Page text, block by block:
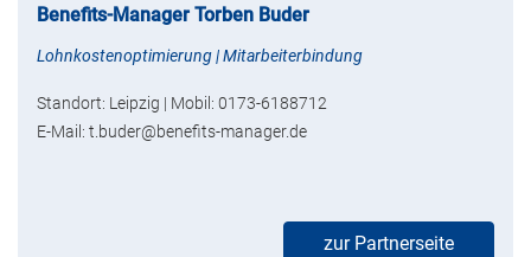
Benefits-Manager Torben Buder
Lohnkostenoptimierung | Mitarbeiterbindung
Standort: Leipzig | Mobil: 0173-6188712
E-Mail: t.buder@benefits-manager.de
zur Partnerseite